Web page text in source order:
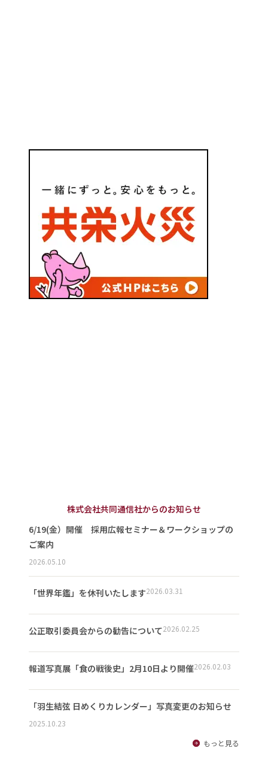
株式会社共同通信社からのお知らせ
6/19(金）開催 採用広報セミナー＆ワークショップの
ご案内
2026.05.10
「世界年鑑」を休刊いたします2026.03.31
公正取引委員会からの勧告について2026.02.25
報道写真展「食の戦後史」2月10日より開催2026.02.03
「羽生結弦 日めくりカレンダー」写真変更のお知らせ
2025.10.23
もっと見る